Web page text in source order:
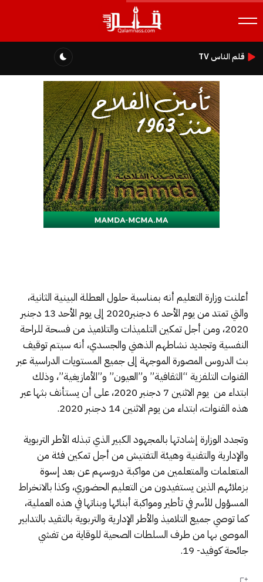
قلم الناس TV
أعلنت وزارة التعليم أنه بمناسبة حلول العطلة البينية الثانية،
والتي تمتد من يوم الأحد 6 دجنبر2020 إلى يوم الأحد 13 دجنبر
2020، ومن أجل تمكين التلميذات والتلاميذ من فسحة للراحة
النفسية وتجديد نشاطهم الذهني والجسدي، أنه سيتم توقيف
بث الدروس المصورة الموجهة إلى جميع المستويات الدراسية عبر
القنوات التلفزية “الثقافية” و”العيون” و”الأمازيغية”، وذلك
ابتداء من يوم الاثنين 7 دجنبر 2020، على أن يستأنف بثها عبر
هذه القنوات، ابتداء من يوم الاثنين 14 دجنبر 2020.
وتجدد الوزارة إشادتها بالمجهود الكبير الذي تبذله الأطر التربوية
والإدارية والتقنية وهيئة التفتيش من أجل تمكين فئة من
المتعلمات والمتعلمين من مواكبة دروسهم عن بعد إسوة
بزملائهم الذين يستفيدون من التعليم الحضوري، وكذا بالانخراط
المسؤول للأسر في تأطير ومواكبة أبنائها وبناتها في هذه العملية،
كما توصي جميع التلاميذ والأطر الإدارية والتربوية بالتقيد بالتدابير
الموصى بها من طرف السلطات الصحية للوقاية من تفشي
جائحة كوفيد- 19.